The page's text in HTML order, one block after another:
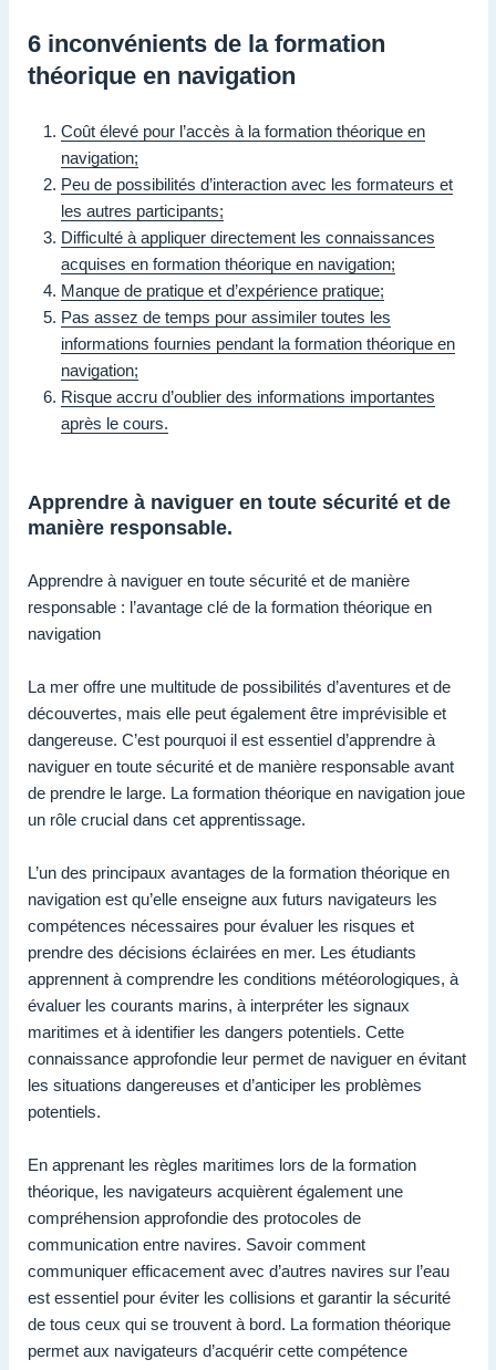
6 inconvénients de la formation
théorique en navigation
Coût élevé pour l’accès à la formation théorique en
navigation;
Peu de possibilités d’interaction avec les formateurs et
les autres participants;
Difficulté à appliquer directement les connaissances
acquises en formation théorique en navigation;
Manque de pratique et d’expérience pratique;
Pas assez de temps pour assimiler toutes les
informations fournies pendant la formation théorique en
navigation;
Risque accru d’oublier des informations importantes
après le cours.
Apprendre à naviguer en toute sécurité et de
manière responsable.
Apprendre à naviguer en toute sécurité et de manière
responsable : l’avantage clé de la formation théorique en
navigation
La mer offre une multitude de possibilités d’aventures et de
découvertes, mais elle peut également être imprévisible et
dangereuse. C’est pourquoi il est essentiel d’apprendre à
naviguer en toute sécurité et de manière responsable avant
de prendre le large. La formation théorique en navigation joue
un rôle crucial dans cet apprentissage.
L’un des principaux avantages de la formation théorique en
navigation est qu’elle enseigne aux futurs navigateurs les
compétences nécessaires pour évaluer les risques et
prendre des décisions éclairées en mer. Les étudiants
apprennent à comprendre les conditions météorologiques, à
évaluer les courants marins, à interpréter les signaux
maritimes et à identifier les dangers potentiels. Cette
connaissance approfondie leur permet de naviguer en évitant
les situations dangereuses et d’anticiper les problèmes
potentiels.
En apprenant les règles maritimes lors de la formation
théorique, les navigateurs acquièrent également une
compréhension approfondie des protocoles de
communication entre navires. Savoir comment
communiquer efficacement avec d’autres navires sur l’eau
est essentiel pour éviter les collisions et garantir la sécurité
de tous ceux qui se trouvent à bord. La formation théorique
permet aux navigateurs d’acquérir cette compétence